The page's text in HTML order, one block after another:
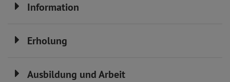
Information
Erholung
Ausbildung und Arbeit